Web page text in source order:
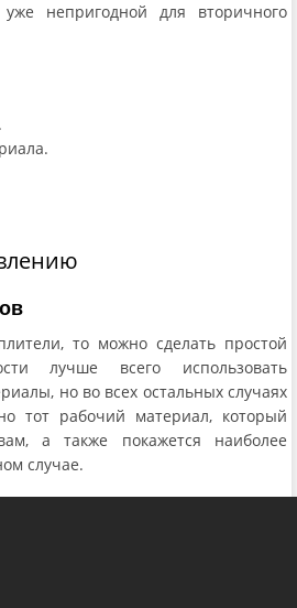
непригодной для вторичного
то можно сделать простой
лучше всего использовать
но во всех остальных случаях
тот рабочий материал, который
а также покажется наиболее
случае.